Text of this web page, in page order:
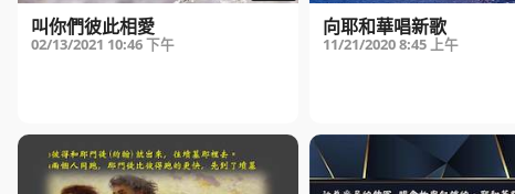
叫你們彼此相愛
02/13/2021 10:46 下午
向耶和華唱新歌
11/21/20208:45 上午